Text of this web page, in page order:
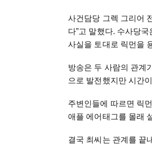
사건담당 그렉 그리어
다”고 말했다. 수사당
사실을 토대로 릭먼을
방송은 두 사람의 관계
으로 발전했지만 시간
주변인들에 따르면 릭
애플 에어태그를 몰래
결국 최씨는 관계를 끝